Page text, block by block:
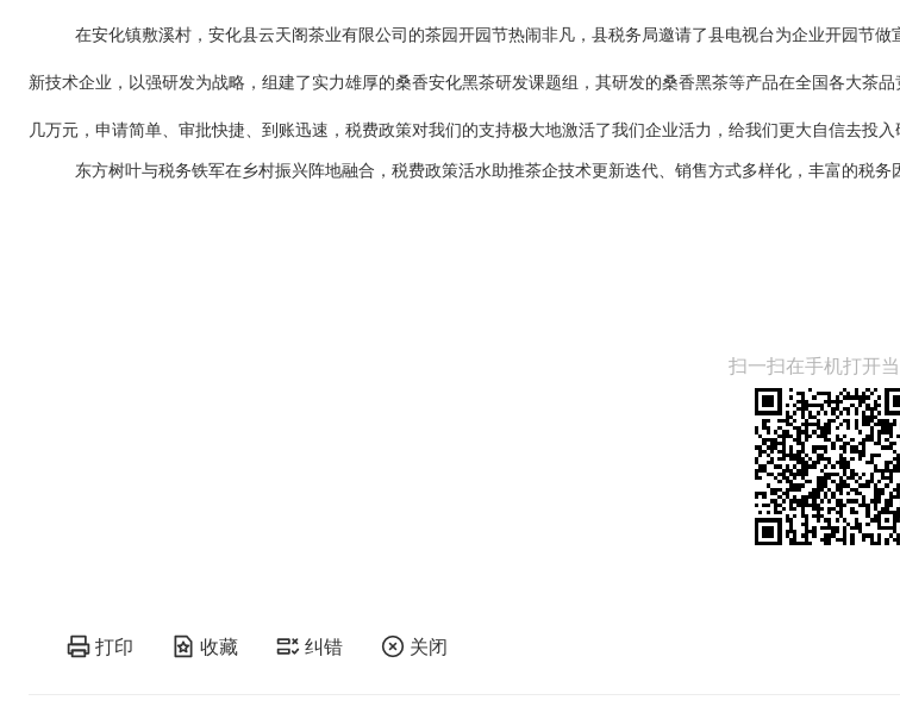
在安化镇敷溪村， 安化县云天阁茶业有限公司 的茶园开园节热闹非凡，县税务局邀请了县电视台为企业开园节
新技术企业，以强研发为战略，组建了实力雄厚的桑香安化黑茶研发课题组，其研发的桑香黑茶等产品在全国各大茶品
几万元，申请简单、审批快捷、到账迅速，税费政策对我们的支持极大地激活了我们企业活力，给我们更大自信去投入
东方树叶与税务铁军在乡村振兴阵地融合，税费政策活水助推茶企技术更新迭代、销售方式多样化，丰富的税
扫一扫在手机打开
打印 收藏 纠错 关闭